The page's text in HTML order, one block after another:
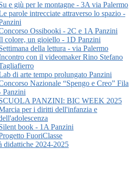
e giù per le montagne - 3A via Palermo
parole intrecciate attraverso lo spazio -
Ossibooki - 2C e 1A Panzini
colore, un gioiello - 1D Panzini
della lettura - via Palermo
con il videomaker Rino Stefano
di arte tempo prolungato Panzini
Nazionale “Spengo e Creo” Fila
Panzini
PANZINI: BIC WEEK 2025
per i diritti dell'infanzia e
book - 1A Panzini
FuoriClasse
didattiche 2024-2025